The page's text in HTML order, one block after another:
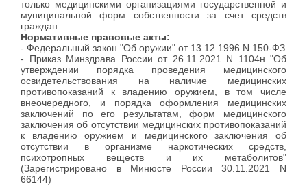
только медицинскими организациями государственной и
муниципальной форм собственности за счет средств
граждан.
Нормативные правовые акты:
- Федеральный закон "Об оружии" от 13.12.1996 N 150-ФЗ
- Приказ Минздрава России от 26.11.2021 N 1104н "Об
утверждении порядка проведения медицинского
освидетельствования на наличие медицинских
противопоказаний к владению оружием, в том числе
внеочередного, и порядка оформления медицинских
заключений по его результатам, форм медицинского
заключения об отсутствии медицинских противопоказаний
к владению оружием и медицинского заключения об
отсутствии в организме наркотических средств,
психотропных веществ и их метаболитов"
(Зарегистрировано в Минюсте России 30.11.2021 N
66144)